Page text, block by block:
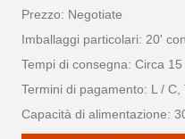
Prezzo: Negotiate
Imballaggi particolari: 20'
Tempi di consegna: Circa
Termini di pagamento: L / C,
Capacità di alimentazione: